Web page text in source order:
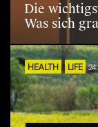
Die
Was sich
HEALTH LIFE